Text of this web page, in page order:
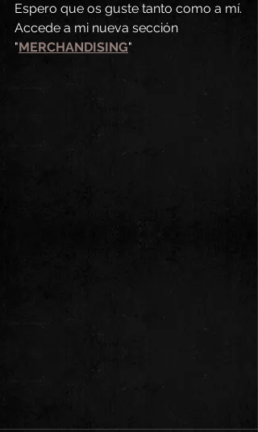
Espero que os guste tanto como a mí.
Accede a mi nueva sección
"MERCHANDISING"